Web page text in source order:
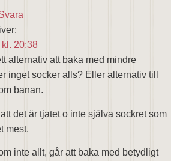
20:38
alternativ att baka med mindre
inget socker alls? Eller alternativ till
banan.
det är tjatet o inte själva sockret som
mest.
inte allt, går att baka med betydligt